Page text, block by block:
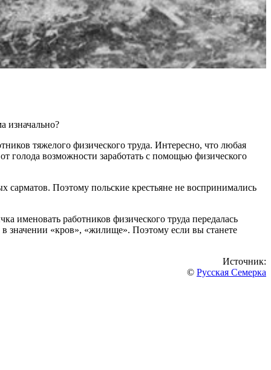
изначально?
тяжелого физического труда. Интересно, что любая
голода возможности заработать с помощью физического
сарматов. Поэтому польские крестьяне не воспринимались
именовать работников физического труда передалась
значении «кров», «жилище». Поэтому если вы станете
Источник:
© Русская Семерка